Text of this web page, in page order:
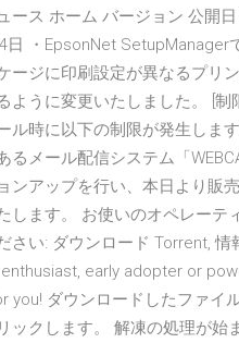
ース ホーム バージョン 公開
日 ・EpsonNet SetupManager
ージに印刷設定が異なるプリ
ように変更いたしました。 [制
ル時に以下の制限が発生します
るメール配信システム「
ンアップを行い、本日より販
します。 お使いのオペレーテ
さい: ダウンロード Torrent, 情
early adopter or
you! ダウンロードしたファイ
ックします。 解凍の処理が始